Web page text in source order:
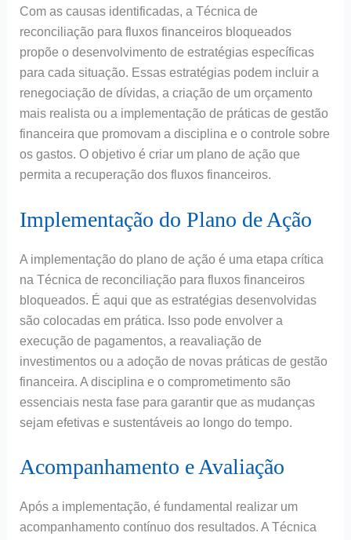
Com as causas identificadas, a Técnica de
reconciliação para fluxos financeiros bloqueados
propõe o desenvolvimento de estratégias específicas
para cada situação. Essas estratégias podem incluir a
renegociação de dívidas, a criação de um orçamento
mais realista ou a implementação de práticas de gestão
financeira que promovam a disciplina e o controle sobre
os gastos. O objetivo é criar um plano de ação que
permita a recuperação dos fluxos financeiros.
Implementação do Plano de Ação
A implementação do plano de ação é uma etapa crítica
na Técnica de reconciliação para fluxos financeiros
bloqueados. É aqui que as estratégias desenvolvidas
são colocadas em prática. Isso pode envolver a
execução de pagamentos, a reavaliação de
investimentos ou a adoção de novas práticas de gestão
financeira. A disciplina e o comprometimento são
essenciais nesta fase para garantir que as mudanças
sejam efetivas e sustentáveis ao longo do tempo.
Acompanhamento e Avaliação
Após a implementação, é fundamental realizar um
acompanhamento contínuo dos resultados. A Técnica